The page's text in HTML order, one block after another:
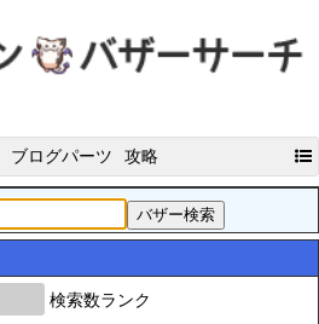
ブログパーツ 攻略
検索数ランク